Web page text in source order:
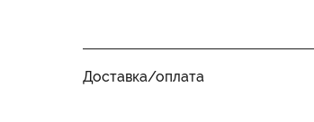
Доставка/оплата